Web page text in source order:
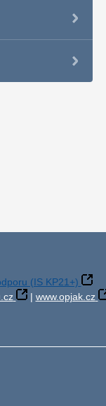
(IS KP21+)
| www.opjak.cz